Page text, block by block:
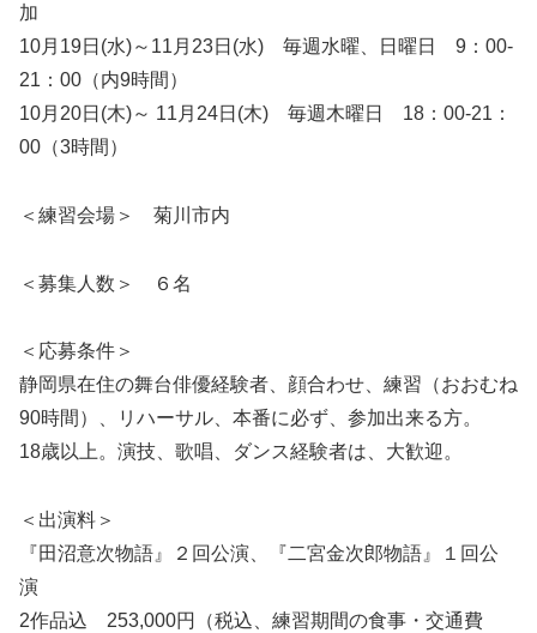
加
10月19日(水)～11月23日(水) 毎週水曜、日曜日 9：00-
21：00（内9時間）
10月20日(木)～ 11月24日(木) 毎週木曜日 18：00-21：
00（3時間）
＜練習会場＞ 菊川市内
＜募集人数＞ ６名
＜応募条件＞
静岡県在住の舞台俳優経験者、顔合わせ、練習（おおむね
90時間）、リハーサル、本番に必ず、参加出来る方。
18歳以上。演技、歌唱、ダンス経験者は、大歓迎。
＜出演料＞
『田沼意次物語』２回公演、『二宮金次郎物語』１回公
演
2作品込 253,000円（税込、練習期間の食事・交通費